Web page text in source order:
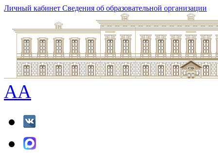
Личный кабинет Сведения об образовательной организации
AA